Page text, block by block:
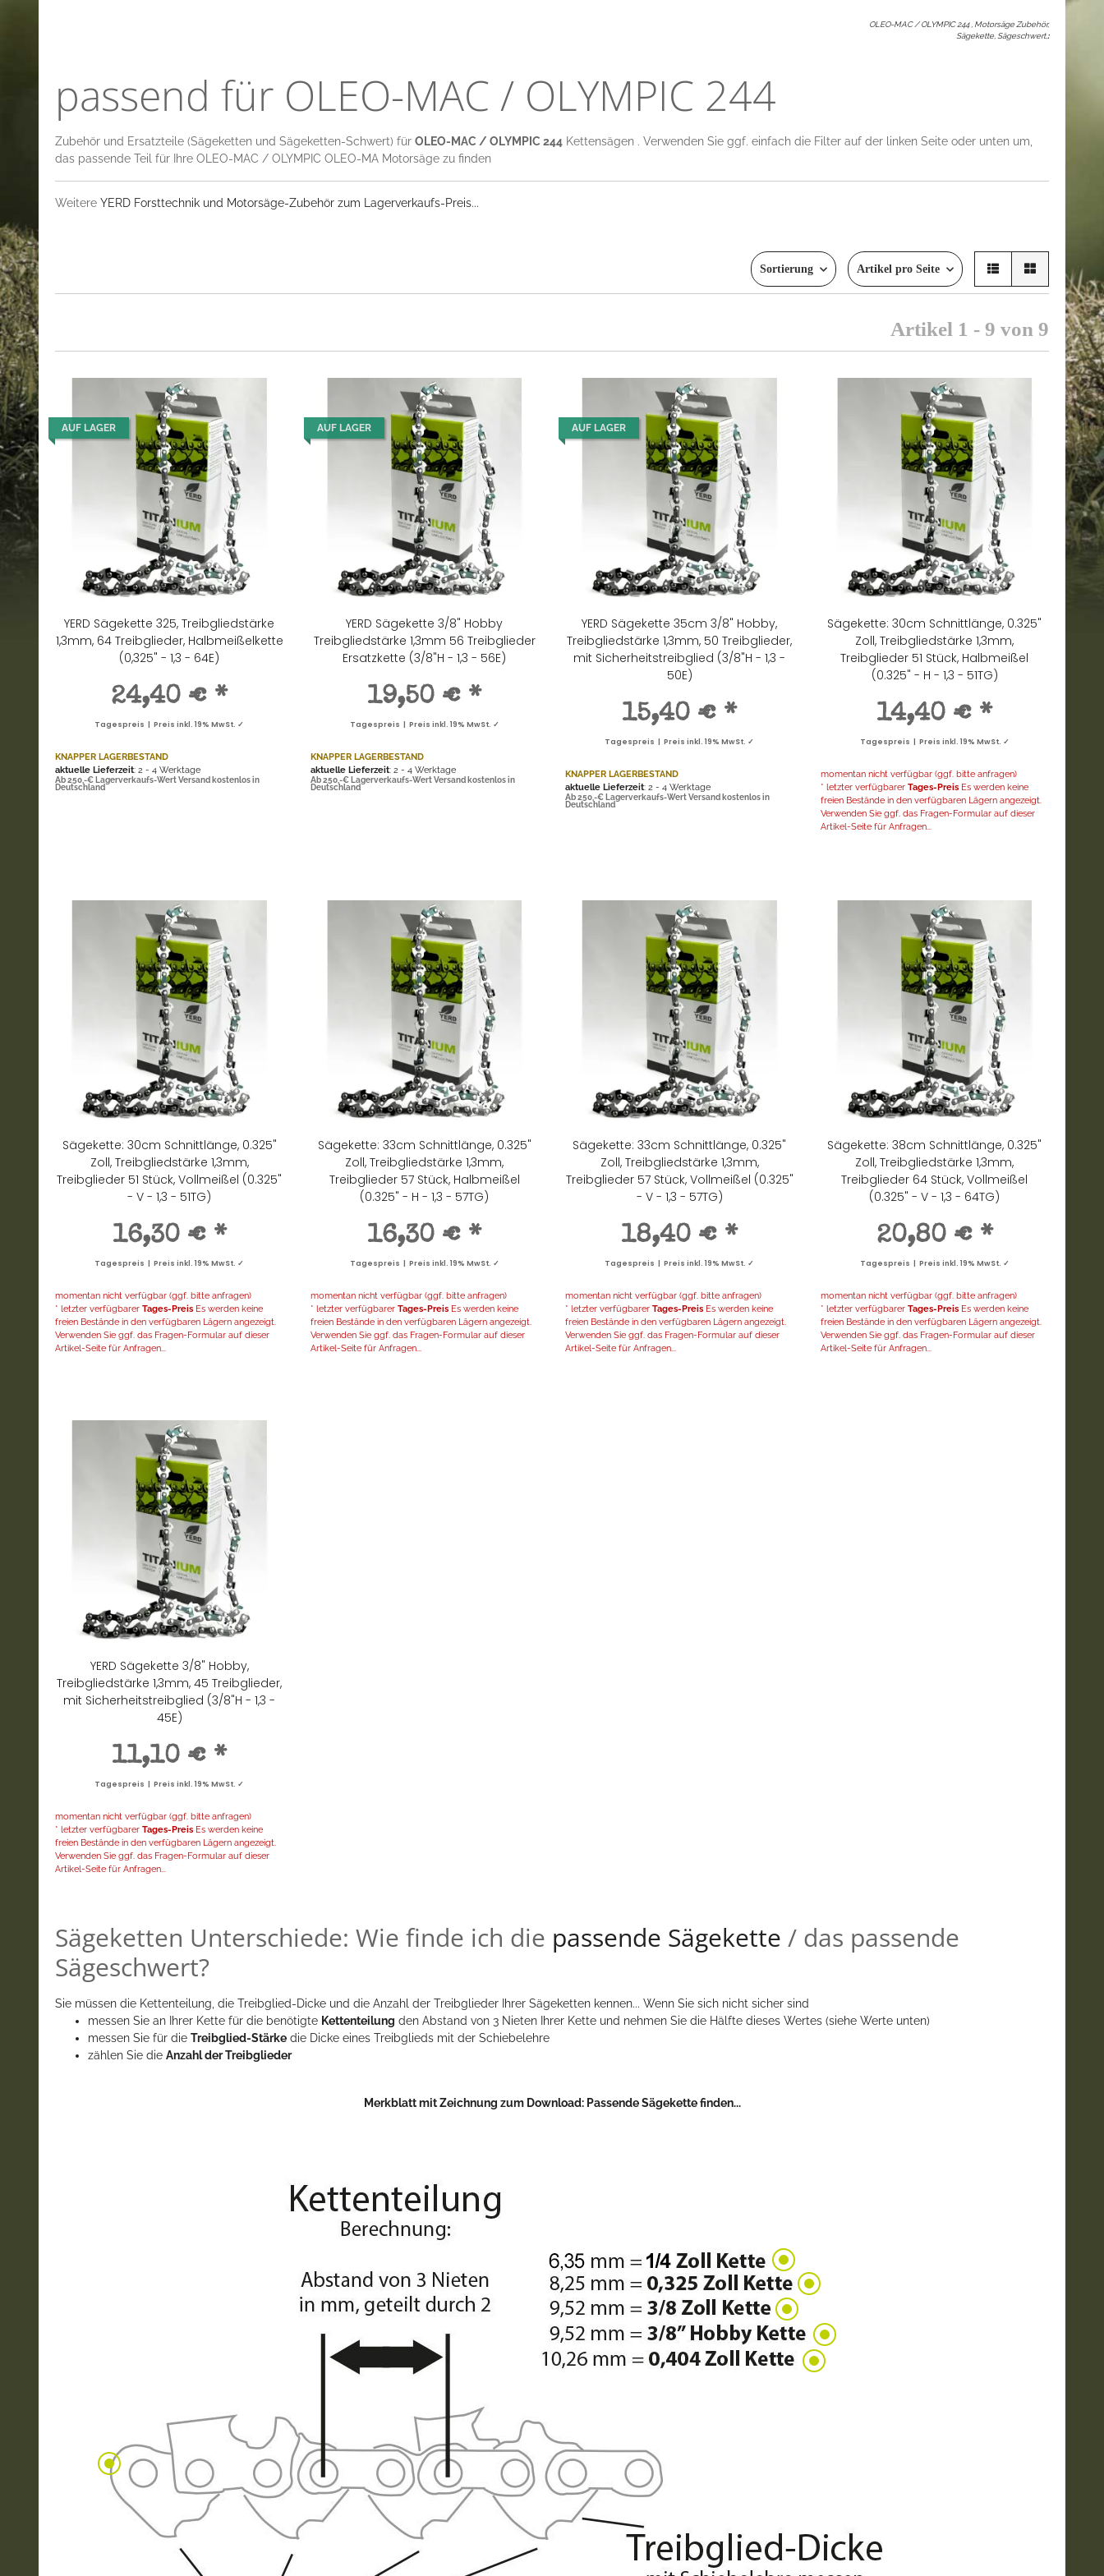
OLEO-MAC / OLYMPIC 244 , Motorsäge Zubehör,
Sägekette, Sägeschwert,:
passend für OLEO-MAC / OLYMPIC 244
Zubehör und Ersatzteile (Sägeketten und Sägeketten-Schwert) für OLEO-MAC / OLYMPIC 244 Kettensägen . Verwenden Sie ggf. einfach die Filter auf der linken Seite oder unten um,
das passende Teil für Ihre OLEO-MAC / OLYMPIC OLEO-MA Motorsäge zu finden
Weitere YERD Forsttechnik und Motorsäge-Zubehör zum Lagerverkaufs-Preis...
Sortierung Artikel pro Seite
Artikel 1 - 9 von 9
AUF LAGER
YERD Sägekette 325, Treibgliedstärke
1,3mm, 64 Treibglieder, Halbmeißelkette
(0,325" - 1,3 - 64E)
24,40 € *
Tagespreis | Preis inkl. 19% MwSt. ✓
KNAPPER LAGERBESTAND
aktuelle Lieferzeit: 2 - 4 Werktage
Ab 250,-€ Lagerverkaufs-Wert Versand kostenlos in
Deutschland
AUF LAGER
YERD Sägekette 3/8" Hobby
Treibgliedstärke 1,3mm 56 Treibglieder
Ersatzkette (3/8"H - 1,3 - 56E)
19,50 € *
Tagespreis | Preis inkl. 19% MwSt. ✓
KNAPPER LAGERBESTAND
aktuelle Lieferzeit: 2 - 4 Werktage
Ab 250,-€ Lagerverkaufs-Wert Versand kostenlos in
Deutschland
AUF LAGER
YERD Sägekette 35cm 3/8" Hobby,
Treibgliedstärke 1,3mm, 50 Treibglieder,
mit Sicherheitstreibglied (3/8"H - 1,3 -
50E)
15,40 € *
Tagespreis | Preis inkl. 19% MwSt. ✓
KNAPPER LAGERBESTAND
aktuelle Lieferzeit: 2 - 4 Werktage
Ab 250,-€ Lagerverkaufs-Wert Versand kostenlos in
Deutschland
Sägekette: 30cm Schnittlänge, 0.325"
Zoll, Treibgliedstärke 1,3mm,
Treibglieder 51 Stück, Halbmeißel
(0.325" - H - 1,3 - 51TG)
14,40 € *
Tagespreis | Preis inkl. 19% MwSt. ✓
momentan nicht verfügbar (ggf. bitte anfragen)
* letzter verfügbarer Tages-PreisEs werden keine
freien Bestände in den verfügbaren Lägern angezeigt.
Verwenden Sie ggf. das Fragen-Formular auf dieser
Artikel-Seite für Anfragen...
Sägekette: 30cm Schnittlänge, 0.325"
Zoll, Treibgliedstärke 1,3mm,
Treibglieder 51 Stück, Vollmeißel (0.325"
- V - 1,3 - 51TG)
16,30 € *
Tagespreis | Preis inkl. 19% MwSt. ✓
momentan nicht verfügbar (ggf. bitte anfragen)
* letzter verfügbarer Tages-Preis Es werden keine
freien Bestände in den verfügbaren Lägern angezeigt.
Verwenden Sie ggf. das Fragen-Formular auf dieser
Artikel-Seite für Anfragen...
Sägekette: 33cm Schnittlänge, 0.325"
Zoll, Treibgliedstärke 1,3mm,
Treibglieder 57 Stück, Halbmeißel
(0.325" - H - 1,3 - 57TG)
16,30 € *
Tagespreis | Preis inkl. 19% MwSt. ✓
momentan nicht verfügbar (ggf. bitte anfragen)
* letzter verfügbarer Tages-PreisEs werden keine
freien Bestände in den verfügbaren Lägern angezeigt.
Verwenden Sie ggf. das Fragen-Formular auf dieser
Artikel-Seite für Anfragen...
Sägekette: 33cm Schnittlänge, 0.325"
Zoll, Treibgliedstärke 1,3mm,
Treibglieder 57 Stück, Vollmeißel (0.325"
- V - 1,3 - 57TG)
18,40 € *
Tagespreis | Preis inkl. 19% MwSt. ✓
momentan nicht verfügbar (ggf. bitte anfragen)
* letzter verfügbarer Tages-Preis Es werden keine
freien Bestände in den verfügbaren Lägern angezeigt.
Verwenden Sie ggf. das Fragen-Formular auf dieser
Artikel-Seite für Anfragen...
Sägekette: 38cm Schnittlänge, 0.325"
Zoll, Treibgliedstärke 1,3mm,
Treibglieder 64 Stück, Vollmeißel
(0.325" - V - 1,3 - 64TG)
20,80 € *
Tagespreis | Preis inkl. 19% MwSt. ✓
momentan nicht verfügbar (ggf. bitte anfragen)
* letzter verfügbarer Tages-PreisEs werden keine
freien Bestände in den verfügbaren Lägern angezeigt.
Verwenden Sie ggf. das Fragen-Formular auf dieser
Artikel-Seite für Anfragen...
YERD Sägekette 3/8" Hobby,
Treibgliedstärke 1,3mm, 45 Treibglieder,
mit Sicherheitstreibglied (3/8"H - 1,3 -
45E)
11,10 € *
Tagespreis | Preis inkl. 19% MwSt. ✓
momentan nicht verfügbar (ggf. bitte anfragen)
* letzter verfügbarer Tages-Preis Es werden keine
freien Bestände in den verfügbaren Lägern angezeigt.
Verwenden Sie ggf. das Fragen-Formular auf dieser
Artikel-Seite für Anfragen...
Sägeketten Unterschiede: Wie finde ich die passende Sägekette / das passende
Sägeschwert?
Sie müssen die Kettenteilung, die Treibglied-Dicke und die Anzahl der Treibglieder Ihrer Sägeketten kennen... Wenn Sie sich nicht sicher sind
messen Sie an Ihrer Kette für die benötigte Kettenteilung den Abstand von 3 Nieten Ihrer Kette und nehmen Sie die Hälfte dieses Wertes (siehe Werte unten)
messen Sie für die Treibglied-Stärke die Dicke eines Treibglieds mit der Schiebelehre
zählen Sie die Anzahl der Treibglieder
Merkblatt mit Zeichnung zum Download: Passende Sägekette finden...